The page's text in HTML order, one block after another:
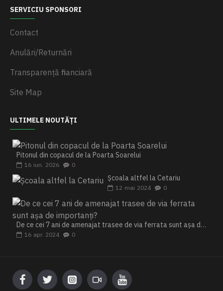
SERVICIU SPONSORI
Contact
Anulări/Returnări
Transparență financiară
Site Map
ULTIMELE NOUTĂȚI
Pitonul din copacul de la Poarta Soarelui
16 iun. 2026 0
Școala altfel la Cetariu
12 mai 2024 0
De ce cei 7 ani de amenajat trasee de via ferrata sunt așa de importanți?
16 apr. 2024 0